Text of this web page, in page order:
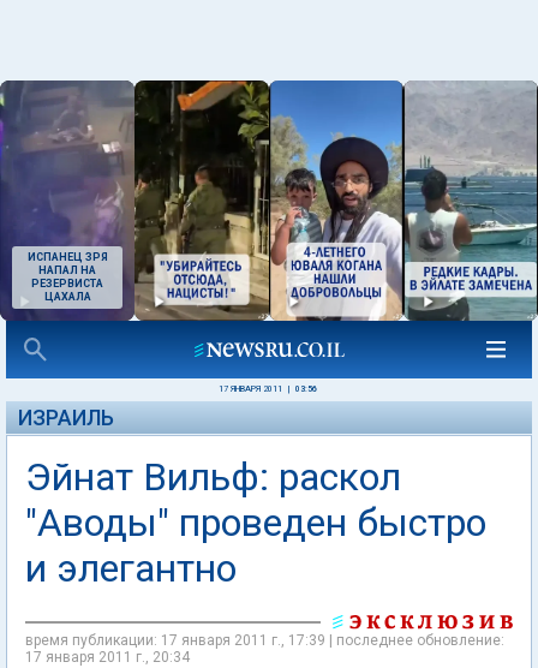
ИСПАНЕЦ ЗРЯ
НАПАЛ НА
РЕЗЕРВИСТА
ЦАХАЛА
17 ЯНВАРЯ 2011 03:56
ИЗРАИЛЬ
Эйнат Вильф: раскол
"Аводы" проведен быстро
и элегантно
время публикации: 17 января 2011 г., 17:39 | последнее обновление:
17 января 2011 г., 20:34